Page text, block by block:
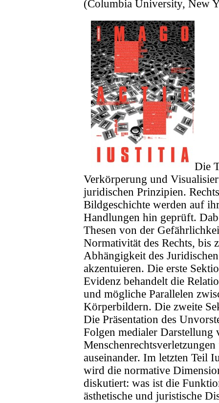
(Columbia University, New
Die
Verkörperung und
juridischen Prinzipien.
Bildgeschichte werden auf
Handlungen hin geprüft.
Thesen von der
Normativität des Rechts, bis
Abhängigkeit des
akzentuieren. Die erste
Evidenz behandelt die
und mögliche Parallelen
Körperbildern. Die zweite
Die Präsentation des
Folgen medialer Darstellung
auseinander. Im letzten Teil
wird die normative
diskutiert: was ist die
ästhetische und juristische